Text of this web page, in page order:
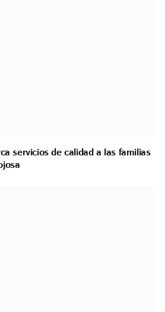
servicios de calidad a las familias